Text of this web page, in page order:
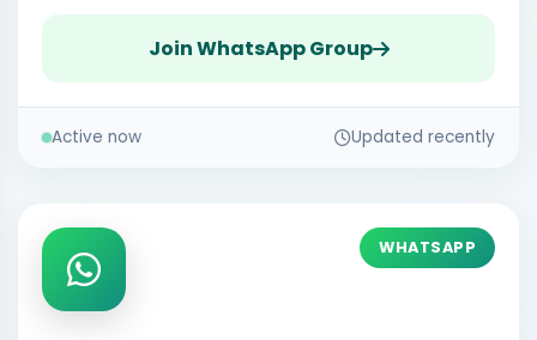
Join WhatsApp Group
Active now Updated recently
WHATSAPP